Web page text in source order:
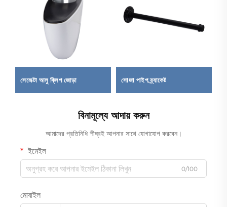
সেলেক্টা আলু ক্লিপ জোড়া সোজা পাইপ ব্র্যাকেট
বিনামূল্যে আদায় করুন
আমাদের প্রতিনিধি শীঘ্রই আপনার সাথে যোগাযোগ করবেন।
ইমেইল
0/100
মোবাইল